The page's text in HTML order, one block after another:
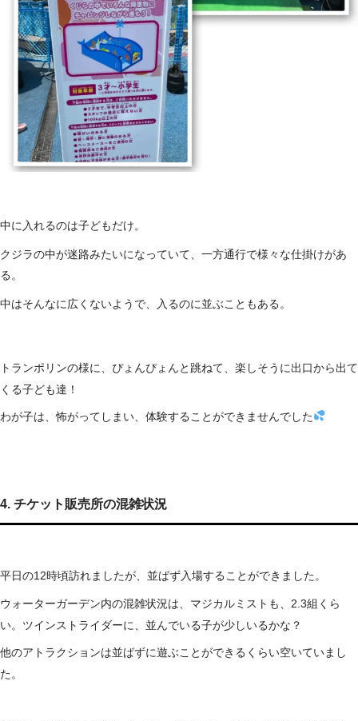
中に入れるのは子どもだけ。
クジラの中が迷路みたいになっていて、一方通行で様々な仕掛けがあ
る。
中はそんなに広くないようで、入るのに並ぶこともある。
トランポリンの様に、ぴょんぴょんと跳ねて、楽しそうに出口から出て
くる子ども達！
わが子は、怖がってしまい、体験することができませんでした
4. チケット販売所の混雑状況
平日の12時頃訪れましたが、並ばず入場することができました。
ウォーターガーデン内の混雑状況は、マジカルミストも、2.3組くら
い。ツインストライダーに、並んでいる子が少しいるかな？
他のアトラクションは並ばずに遊ぶことができるくらい空いていまし
た。